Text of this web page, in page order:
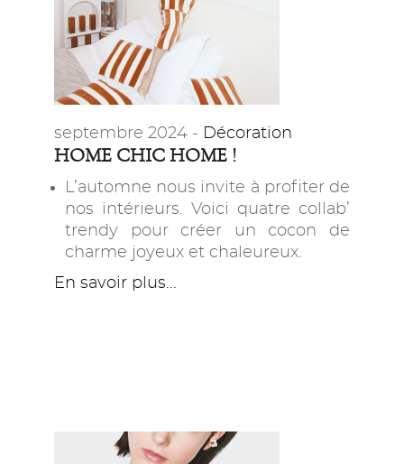
septembre 2024 - Décoration
HOME CHIC HOME !
L’automne nous invite à profiter de
nos intérieurs. Voici quatre collab’
trendy pour créer un cocon de
charme joyeux et chaleureux.
En savoir plus...